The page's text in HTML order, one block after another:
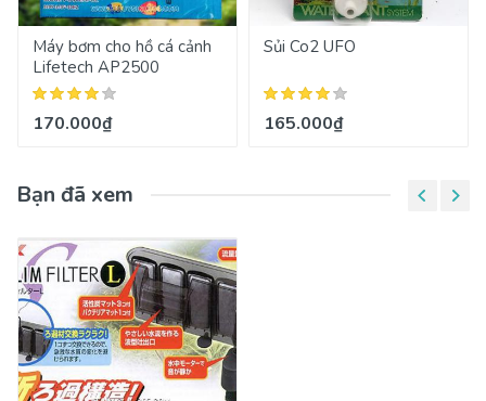
Máy bơm cho hồ cá cảnh
Lifetech AP2500
170.000₫
Sủi Co2 UFO
165.000₫
Bạn đã xem